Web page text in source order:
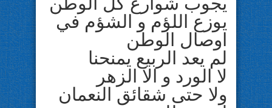
يوزع اللؤم و الشؤم في
اوصال الوطن
لم يعد الربيع يمنحنا
لا الورد و الا الزهر
ولا حتى شقائق النعمان